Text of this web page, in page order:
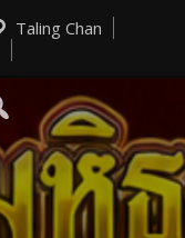
Taling Chan